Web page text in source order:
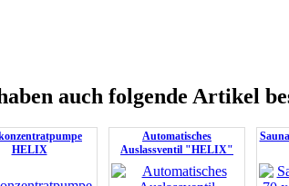
auch folgende Artikel
HELIX
Automatisches
Auslassventil "HELIX"